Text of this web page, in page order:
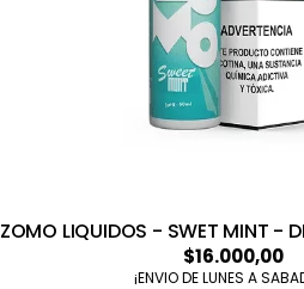
ZOMO LIQUIDOS - SWET MINT -
$16.000,00
¡ENVIO DE LUNES A